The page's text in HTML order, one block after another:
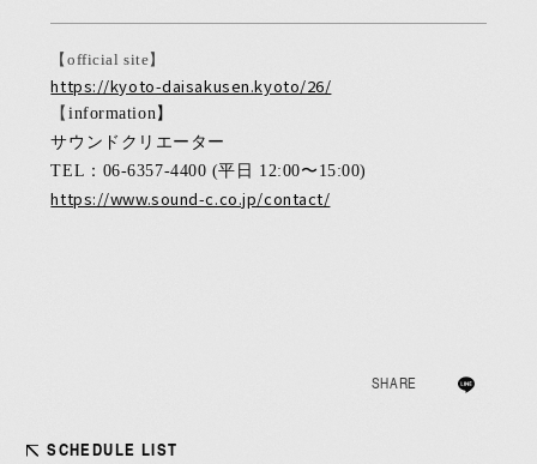
JOIN LOGIN
あああああ
【official site】
https://kyoto-daisakusen.kyoto/26/
【 information】
サウンドクリエーター
TEL：06-6357-4400 (平日 12:00〜15:00)
https://www.sound-c.co.jp/contact/
SHARE
SCHEDULE LIST